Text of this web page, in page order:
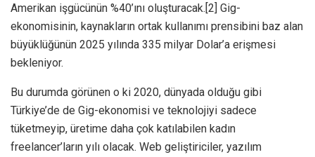
Amerikan işgücünün %40’ını oluşturacak.[2] Gig-
ekonomisinin, kaynakların ortak kullanımı prensibini baz alan
büyüklüğünün 2025 yılında 335 milyar Dolar’a erişmesi
bekleniyor.
Bu durumda görünen o ki 2020, dünyada olduğu gibi
Türkiye’de de Gig-ekonomisi ve teknolojiyi sadece
tüketmeyip, üretime daha çok katılabilen kadın
freelancer’ların yılı olacak. Web geliştiriciler, yazılım